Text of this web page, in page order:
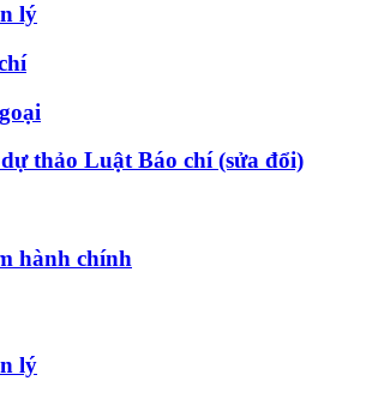
lý
thảo Luật Báo chí (sửa đổi)
hành chính
lý